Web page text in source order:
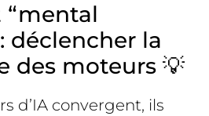
“mental
déclencher la
des moteurs 💡
d’IA convergent, ils